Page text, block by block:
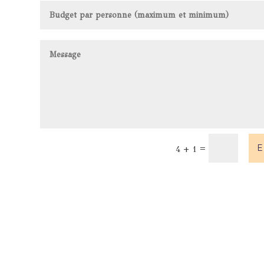
4 + 1 =